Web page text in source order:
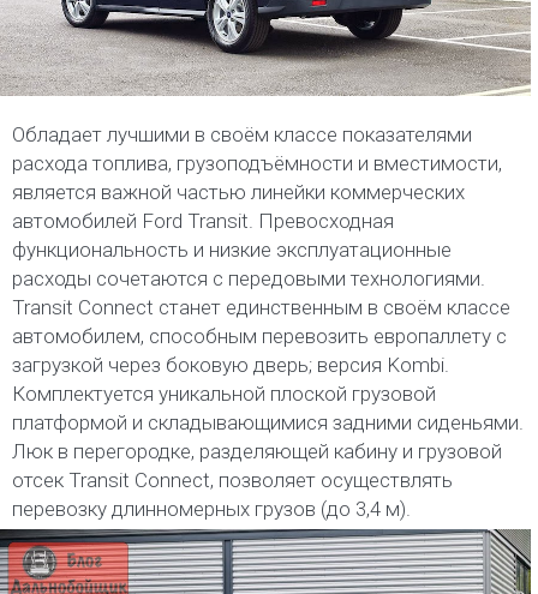
Обладает лучшими в своём классе показателями
расхода топлива, грузоподъёмности и вместимости,
является важной частью линейки коммерческих
автомобилей Ford Transit. Превосходная
функциональность и низкие эксплуатационные
расходы сочетаются с передовыми технологиями.
Transit Connect станет единственным в своём классе
автомобилем, способным перевозить европаллету с
загрузкой через боковую дверь; версия Kombi.
Комплектуется уникальной плоской грузовой
платформой и складывающимися задними сиденьями.
Люк в перегородке, разделяющей кабину и грузовой
отсек Transit Connect, позволяет осуществлять
перевозку длинномерных грузов (до 3,4 м).